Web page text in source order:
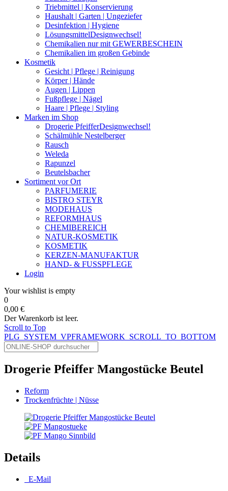
Triebmittel | Konservierung
Haushalt | Garten | Ungeziefer
Desinfektion | Hygiene
LösungsmittelDesignwechsel!
Chemikalien nur mit GEWERBESCHEIN
Chemikalien im großen Gebinde
Kosmetik
Gesicht | Pflege | Reinigung
Körper | Hände
Augen | Lippen
Fußpflege | Nägel
Haare | Pflege | Styling
Marken im Shop
Drogerie PfeifferDesignwechsel!
Schälmühle Nestelberger
Rausch
Weleda
Rapunzel
Beutelsbacher
Sortiment vor Ort
PARFUMERIE
BISTRO STEYR
MODEHAUS
REFORMHAUS
CHEMIBEREICH
NATUR-KOSMETIK
KOSMETIK
KERZEN-MANUFAKTUR
HAND- & FUSSPFLEGE
Login
Your wishlist is empty
0
0,00 €
Der Warenkorb ist leer.
Scroll to Top
PLG_SYSTEM_VPFRAMEWORK_SCROLL_TO_BOTTOM
Drogerie Pfeiffer Mangostücke Beutel
Reform
Trockenfrüchte | Nüsse
Details
E-Mail